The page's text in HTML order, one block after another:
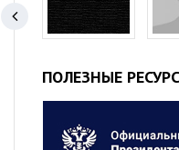
ПОЛЕЗНЫЕ